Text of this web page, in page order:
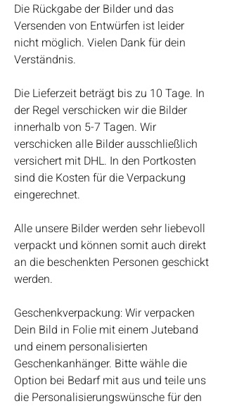
Die Rückgabe der Bilder und das
Versenden von Entwürfen ist leider
nicht möglich. Vielen Dank für dein
Verständnis.
Die Lieferzeit beträgt bis zu 10 Tage. In
der Regel verschicken wir die Bilder
innerhalb von 5-7 Tagen. Wir
verschicken alle Bilder ausschließlich
versichert mit DHL. In den Portkosten
sind die Kosten für die Verpackung
eingerechnet.
Alle unsere Bilder werden sehr liebevoll
verpackt und können somit auch direkt
an die beschenkten Personen geschickt
werden.
Geschenkverpackung: Wir verpacken
Dein Bild in Folie mit einem Juteband
und einem personalisierten
Geschenkanhänger. Bitte wähle die
Option bei Bedarf mit aus und teile uns
die Personalisierungswünsche für den